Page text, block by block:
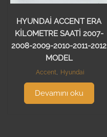
HYUNDAİ ACCENT ERA
KİLOMETRE SAATİ 2007-
2008-2009-2010-2011-2012
MODEL
Accent, Hyundai
Devamını oku